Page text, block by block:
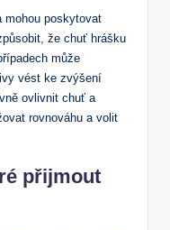
mohou poskytovat
že chuť hrášku
může
vést ke zvýšení
ovlivnit chuť a
rovnováhu a volit
přijmout